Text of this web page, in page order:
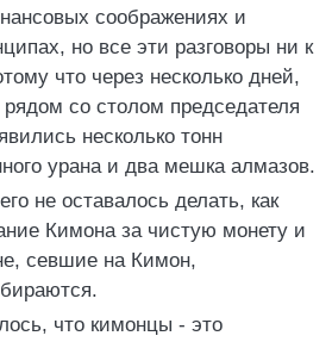
соображениях и
но все эти разговоры ни к
что через несколько дней,
со столом председателя
несколько тонн
урана и два мешка алмазов.
не оставалось делать, как
Кимона за чистую монету и
севшие на Кимон,
что кимонцы - это